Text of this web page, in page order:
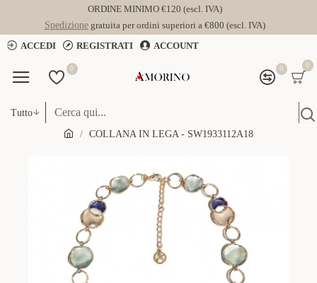
ORDINE MINIMO €120 (escl. IVA)
Spedizionegratuita per ordini superiori a €800 (escl. IVA)
ACCEDI
REGISTRATI ACCOUNT
0 0 0
Tutto
COLLANA IN LEGA - SW1933112A18